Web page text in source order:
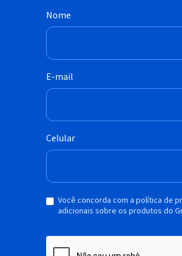
Nome
E-mail
Celular
Você concorda com a política de
adicionais sobre os produtos do